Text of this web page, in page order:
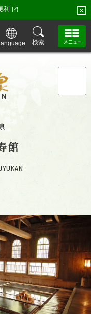
利 ×
検索
覧
館